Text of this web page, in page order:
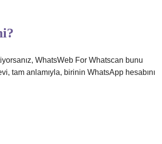
WhatsWeb For Whatscan bunu
tam anlamıyla, birinin WhatsApp hesabını